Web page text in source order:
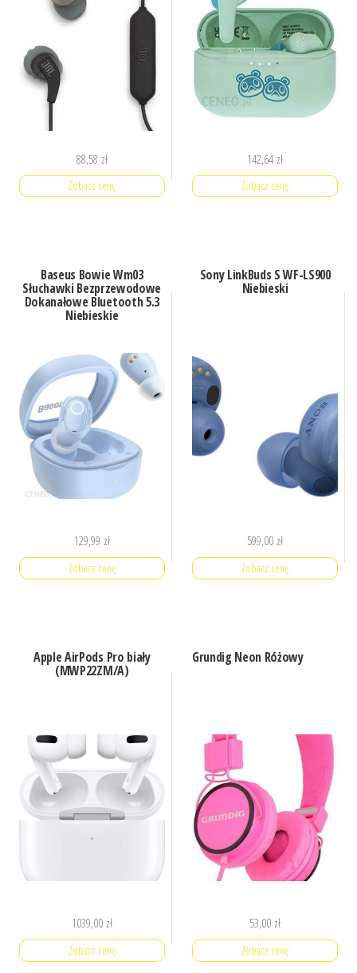
88,58 zł
Zobacz cenę
142,64 zł
Zobacz cenę
Baseus Bowie Wm03
Słuchawki Bezprzewodowe
Dokanałowe Bluetooth 5.3
Niebieskie
129,99 zł
Zobacz cenę
Sony LinkBuds S WF-LS900
Niebieski
599,00 zł
Zobacz cenę
Apple AirPods Pro biały
(MWP22ZM/A)
1039,00 zł
Zobacz cenę
Grundig Neon Różowy
53,00 zł
Zobacz cenę